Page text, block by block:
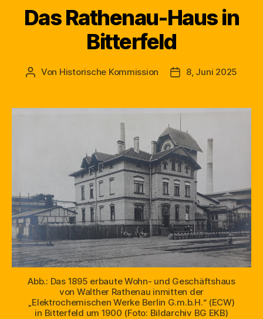
Das Rathenau-Haus in
Bitterfeld
Beitragsautor
Von Historische Kommission Beitragsdatum
8, Juni 2025
Abb.: Das 1895 erbaute Wohn- und Geschäftshaus
von Walther Rathenau inmitten der
„Elektrochemischen Werke Berlin G.m.b.H.“ (ECW)
in Bitterfeld um 1900 (Foto: Bildarchiv BG EKB)